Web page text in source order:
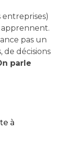
entreprises)
pas un
de décisions
parle
à